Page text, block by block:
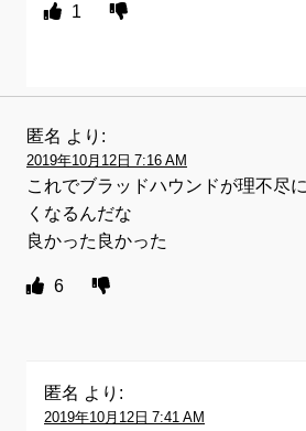
1
匿名 より:
2019年10月12日 7:16 AM
これでブラッドハウンドが理不尽
くなるんだな
良かった良かった
6
匿名 より:
2019年10月12日 7:41 AM